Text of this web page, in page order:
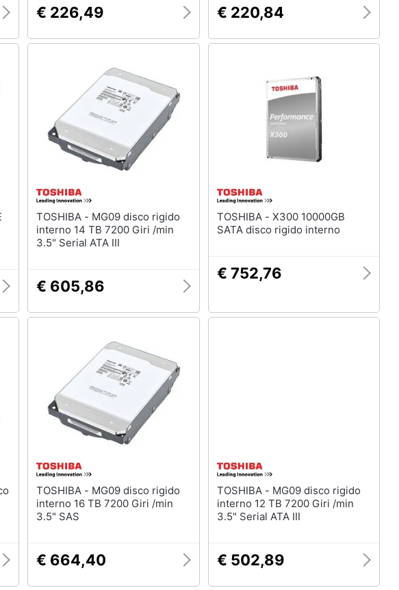
€ 226,49 € 220,84
TOSHIBA - MG09 disco rigido
interno 14 TB 7200 Giri /min
3.5" Serial ATA III
€ 605,86
TOSHIBA - X300 10000GB
SATA disco rigido interno
€ 752,76
TOSHIBA - MG09 disco rigido
interno 16 TB 7200 Giri /min
3.5" SAS
€ 664,40
TOSHIBA - MG09 disco rigido
interno 12 TB 7200 Giri /min
3.5" Serial ATA III
€ 502,89